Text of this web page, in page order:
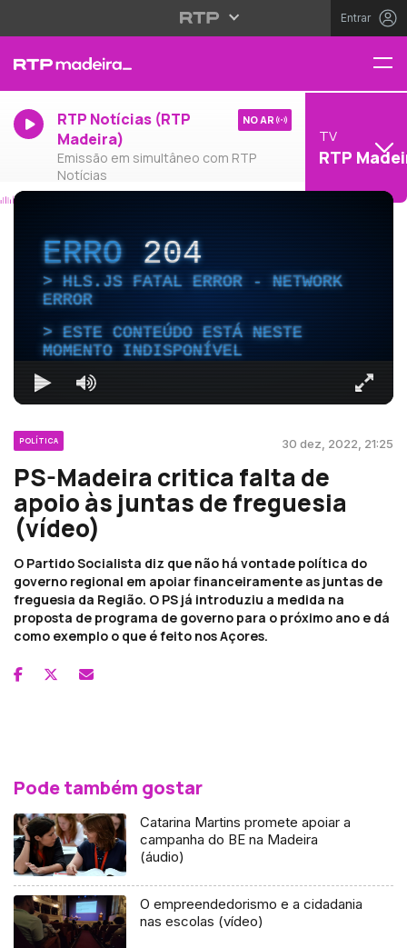
Entrar
RTP Notícias (RTP
Madeira)
Emissão em simultâneo com RTP
Notícias
NO AR
TV
RTP
ERRO204
HLS.JS FATAL ERROR - NETWORK
ERROR
ESTE CONTEÚDO ESTÁ NESTE
MOMENTO INDISPONÍVEL
POLÍTICA 30 dez, 2022, 21:25
PS-Madeira critica falta de
apoio às juntas de freguesia
(vídeo)
O Partido Socialista diz que não há vontade política do
governo regional em apoiar financeiramente as juntas de
freguesia da Região. O PS já introduziu a medida na
proposta de programa de governo para o próximo ano e dá
como exemplo o que é feito nos Açores.
Pode também gostar
Catarina Martins promete apoiar a
campanha do BE na Madeira
(áudio)
O empreendedorismo e a cidadania
nas escolas (vídeo)